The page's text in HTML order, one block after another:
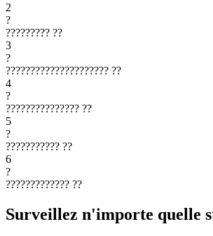
2
?
????????? ??
3
?
????????????????????? ??
4
?
??????????????? ??
5
?
??????????? ??
6
?
????????????? ??
Surveillez n'importe quelle